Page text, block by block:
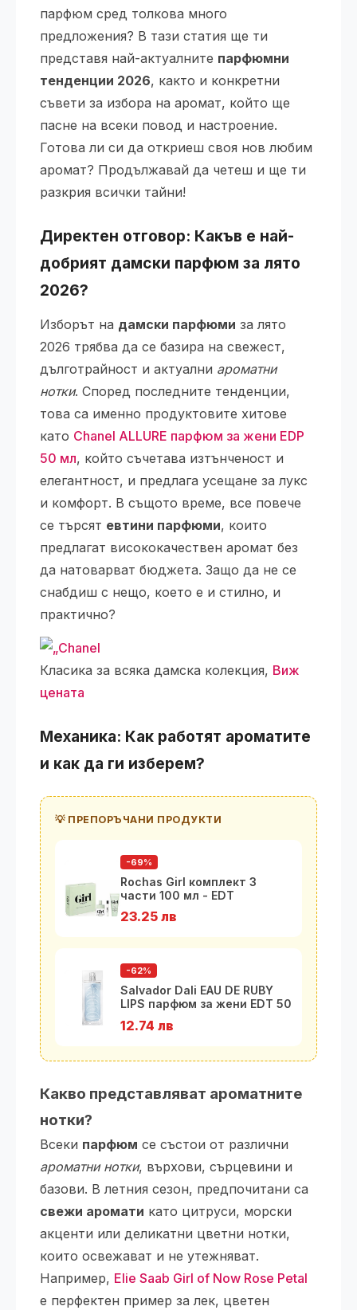
парфюм сред толкова много
предложения? В тази статия ще ти
представя най-актуалните парфюмни
тенденции 2026, както и конкретни
съвети за избора на аромат, който ще
пасне на всеки повод и настроение.
Готова ли си да откриеш своя нов любим
аромат? Продължавай да четеш и ще ти
разкрия всички тайни!
Директен отговор: Какъв е най-
добрият дамски парфюм за лято
2026?
Изборът на дамски парфюми за лято
2026 трябва да се базира на свежест,
дълготрайност и актуални ароматни
нотки. Според последните тенденции,
това са именно продуктовите хитове
като Chanel ALLURE парфюм за жени EDP
50 мл, който съчетава изтънченост и
елегантност, и предлага усещане за лукс
и комфорт. В същото време, все повече
се търсят евтини парфюми, които
предлагат висококачествен аромат без
да натоварват бюджета. Защо да не се
снабдиш с нещо, което е и стилно, и
практично?
Класика за всяка дамска колекция, Виж
цената
Механика: Как работят ароматите
и как да ги изберем?
💡 ПРЕПОРЪЧАНИ ПРОДУКТИ
-69%
Rochas Girl комплект 3
части 100 мл - EDT
23.25 лв
-62%
Salvador Dali EAU DE RUBY
LIPS парфюм за жени EDT 50
12.74 лв
Какво представляват ароматните
нотки?
Всеки парфюм се състои от различни
ароматни нотки, върхови, сърцевини и
базови. В летния сезон, предпочитани са
свежи аромати като цитруси, морски
акценти или деликатни цветни нотки,
които освежават и не утежняват.
Например, Elie Saab Girl of Now Rose Petal
е перфектен пример за лек, цветен